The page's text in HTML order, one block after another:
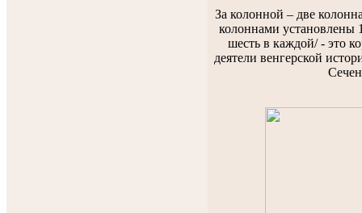
За колонной – две
колоннами установлены
шесть в каждой/ - это
деятели венгерской